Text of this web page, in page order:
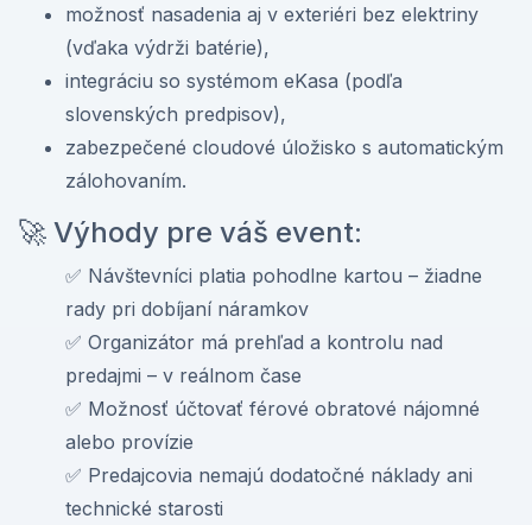
možnosť nasadenia aj v exteriéri bez elektriny
(vďaka výdrži batérie),
integráciu so systémom eKasa (podľa
slovenských predpisov),
zabezpečené cloudové úložisko s automatickým
zálohovaním.
🚀 Výhody pre váš event:
✅ Návštevníci platia pohodlne kartou – žiadne
rady pri dobíjaní náramkov
✅ Organizátor má prehľad a kontrolu nad
predajmi – v reálnom čase
✅ Možnosť účtovať férové obratové nájomné
alebo provízie
✅ Predajcovia nemajú dodatočné náklady ani
technické starosti